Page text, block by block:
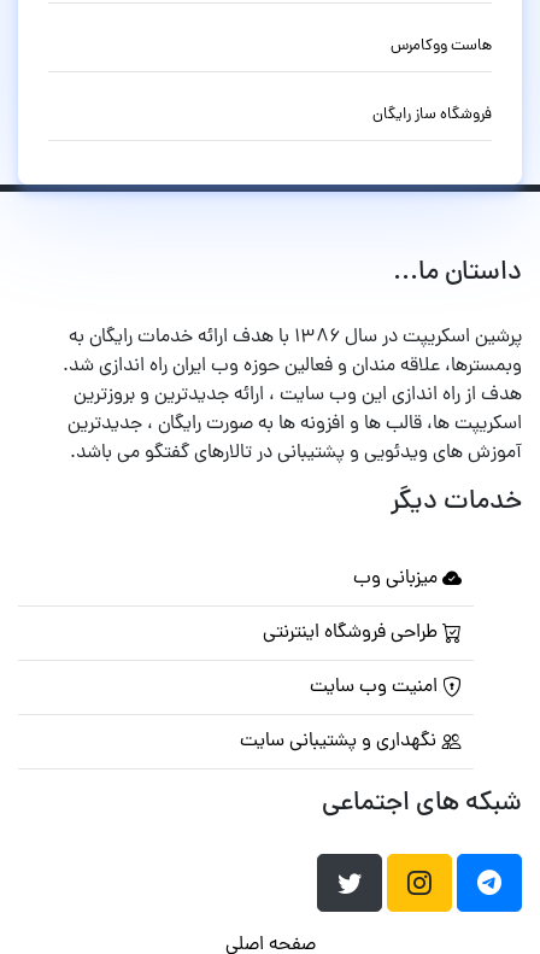
هاست ووکامرس
فروشگاه ساز رایگان
داستان ما...
پرشین اسکریپت در سال ۱۳۸۶ با هدف ارائه خدمات رایگان به
وبمسترها، علاقه مندان و فعالین حوزه وب ایران راه اندازی شد.
هدف از راه اندازی این وب سایت ، ارائه جدیدترین و بروزترین
اسکریپت ها، قالب ها و افزونه ها به صورت رایگان ، جدیدترین
آموزش های ویدئویی و پشتیبانی در تالارهای گفتگو می باشد.
خدمات دیگر
میزبانی وب
طراحی فروشگاه اینترنتی
امنیت وب سایت
نگهداری و پشتیبانی سایت
شبکه های اجتماعی
صفحه اصلی